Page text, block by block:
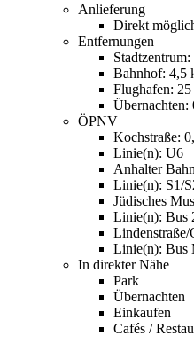
Anlieferung
Direkt
Entfernungen
Bahnhof: 4,5
Flughafen:
Übernachten:
ÖPNV
Kochstraße:
Linie(n): U6
Anhalter
Linie(n): S1/
Jüdisches
Linie(n): Bus
Lindenstraße/
Linie(n): Bus
In direkter Nähe
Park
Übernachten
Einkaufen
Cafés /